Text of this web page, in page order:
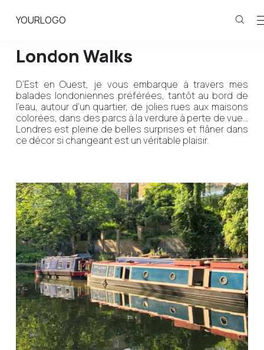
YOURLOGO
London Walks
D’Est en Ouest, je vous embarque à travers mes
balades londoniennes préférées, tantôt au bord de
l’eau, autour d’un quartier, de jolies rues aux maisons
colorées, dans des parcs à la verdure à perte de vue…
Londres est pleine de belles surprises et flâner dans
ce décor si changeant est un véritable plaisir.